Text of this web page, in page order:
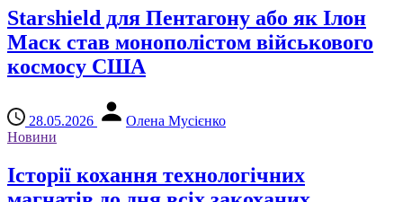
Starshield для Пентагону або як Ілон
Маск став монополістом військового
космосу США
28.05.2026
Олена Мусієнко
Новини
Історії кохання технологічних